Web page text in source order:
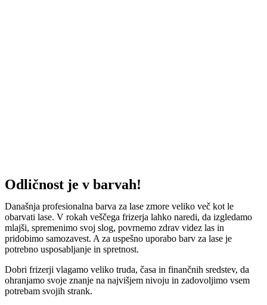
Odličnost je v barvah!
Današnja profesionalna barva za lase zmore veliko več kot le
obarvati lase. V rokah veščega frizerja lahko naredi, da izgledamo
mlajši, spremenimo svoj slog, povrnemo zdrav videz las in
pridobimo samozavest. A za uspešno uporabo barv za lase je
potrebno usposabljanje in spretnost.
Dobri frizerji vlagamo veliko truda, časa in finančnih sredstev, da
ohranjamo svoje znanje na najvišjem nivoju in zadovoljimo vsem
potrebam svojih strank.